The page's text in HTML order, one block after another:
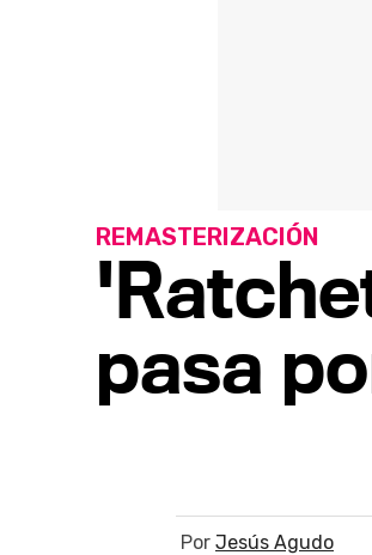
pasa
REMASTERIZACIÓN
Por Jesús Agudo